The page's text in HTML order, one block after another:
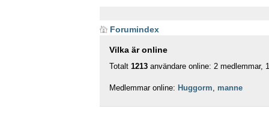
Forumindex
Vilka är online
Totalt 1213 användare online: 2
Medlemmar online: Huggorm manne